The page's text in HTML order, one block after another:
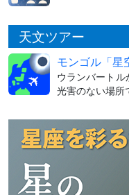
天文ツアー
モンゴル「星
ウランバートル
光害のない場所